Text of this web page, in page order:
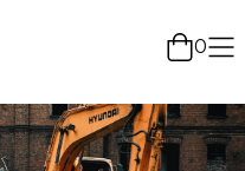
0